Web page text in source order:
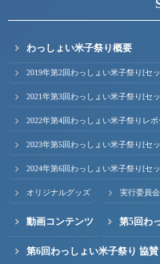
わっしょい米子祭り概要
2019年第2回わっしょい米子祭り[セ
2021年第3回わっしょい米子祭り[セ
2022年第4回わっしょい米子祭りレ
2023年第5回わっしょい米子祭り[セ
2024年第6回わっしょい米子祭り[セ
オリジナルグッズ 実行委員
動画コンテンツ 第5回わ
第6回わっしょい米子祭り 協